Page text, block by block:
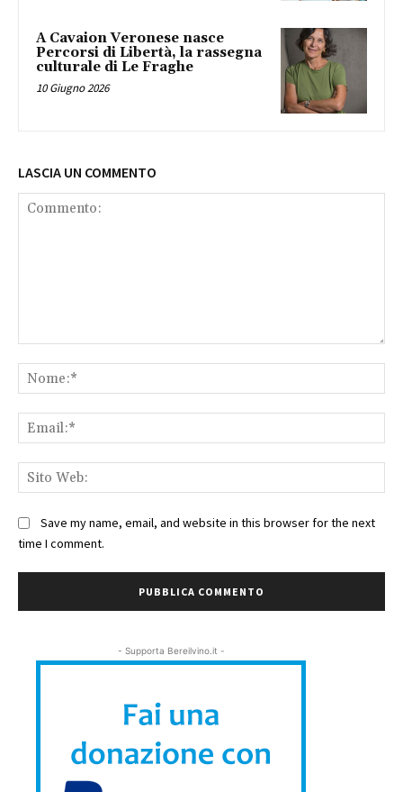
A Cavaion Veronese nasce
Percorsi di Libertà, la rassegna
culturale di Le Fraghe
10 Giugno 2026
LASCIA UN COMMENTO
Save my name, email, and website in this browser for the next
time I comment.
- Supporta Bereilvino.it -